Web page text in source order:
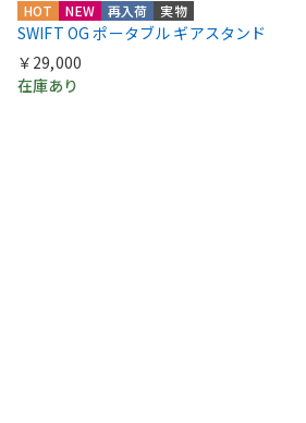
HOT NEW 再入荷 実物
SWIFT OG ポータブル ギアスタンド
￥29,000
在庫あり